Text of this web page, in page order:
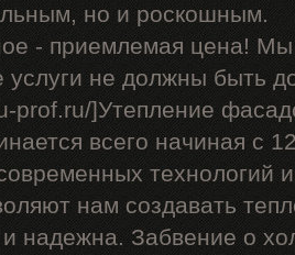
но и роскошным.
- приемлемая цена! Мы
услуги не должны быть
prof.ru/]Утепление
всего начиная с
технологий
нам создавать
надежна. Забвение о